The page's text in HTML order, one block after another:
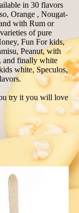
in 30 flavors
Orange , Nougat-
with Rum or
of pure
Fun For kids,
Peanut, with
and finally white
white, Speculos,
try it you will love